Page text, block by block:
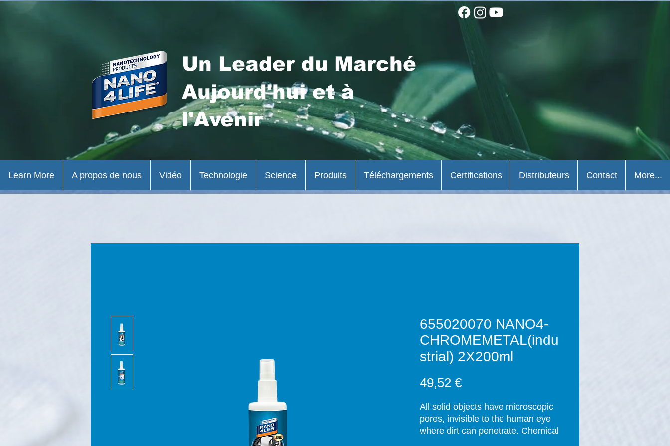
Un Leader du Marché
Aujourd'hui et à
l'Avenir
655020070 NANO4-
CHROMEMETAL(indu
strial) 2X200ml
49,52 €Prix
All solid objects have microscopic
pores, invisible to the human eye
where dirt can penetrate. Chemical
Learn More A propos de nous Vidéo Technologie Science Produits Téléchargements Certifications Distributeurs Contact More...